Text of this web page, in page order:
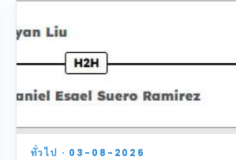
ทั่วไป · 03-08-2026